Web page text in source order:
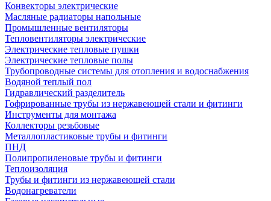
Конвекторы электрические
Масляные радиаторы напольные
Промышленные вентиляторы
Тепловентиляторы электрические
Электрические тепловые пушки
Электрические тепловые полы
Трубопроводные системы для отопления и водоснабжения
Водяной теплый пол
Гидравлический разделитель
Гофрированные трубы из нержавеющей стали и фитинги
Инструменты для монтажа
Коллекторы резьбовые
Металлопластиковые трубы и фитинги
ПНД
Полипропиленовые трубы и фитинги
Теплоизоляция
Трубы и фитинги из нержавеющей стали
Водонагреватели